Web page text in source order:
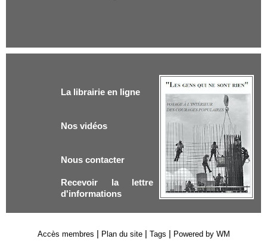
La librairie en ligne
Nos vidéos
Nous contacter
Recevoir la lettre
d'informations
Accès membres | Plan du site | Tags | Powered by WM